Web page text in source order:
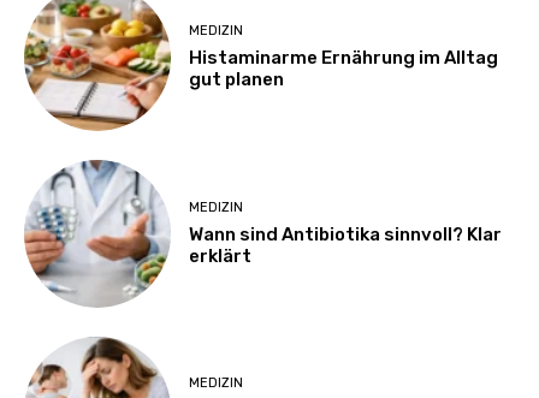
MEDIZIN
Histaminarme Ernährung im Alltag
gut planen
MEDIZIN
Wann sind Antibiotika sinnvoll? Klar
erklärt
MEDIZIN